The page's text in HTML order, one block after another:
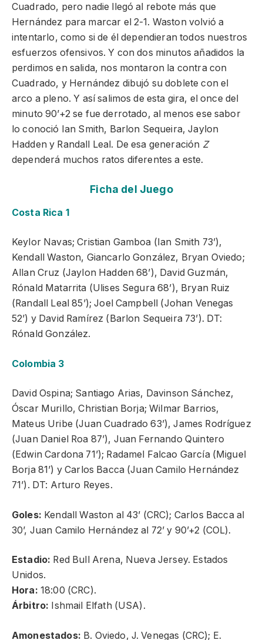
Cuadrado, pero nadie llegó al rebote más que
Hernández para marcar el 2-1. Waston volvió a
intentarlo, como si de él dependieran todos nuestros
esfuerzos ofensivos. Y con dos minutos añadidos la
perdimos en salida, nos montaron la contra con
Cuadrado, y Hernández dibujó su doblete con el
arco a pleno. Y así salimos de esta gira, el once del
minuto 90’+2 se fue derrotado, al menos ese sabor
lo conoció Ian Smith, Barlon Sequeira, Jaylon
Hadden y Randall Leal. De esa generación Z
dependerá muchos ratos diferentes a este.
Ficha del Juego
Costa Rica 1
Keylor Navas; Cristian Gamboa (Ian Smith 73’),
Kendall Waston, Giancarlo González, Bryan Oviedo;
Allan Cruz (Jaylon Hadden 68’), David Guzmán,
Rónald Matarrita (Ulises Segura 68’), Bryan Ruiz
(Randall Leal 85’); Joel Campbell (Johan Venegas
52’) y David Ramírez (Barlon Sequeira 73’). DT:
Rónald González.
Colombia 3
David Ospina; Santiago Arias, Davinson Sánchez,
Óscar Murillo, Christian Borja; Wilmar Barrios,
Mateus Uribe (Juan Cuadrado 63’), James Rodríguez
(Juan Daniel Roa 87’), Juan Fernando Quintero
(Edwin Cardona 71’); Radamel Falcao García (Miguel
Borja 81’) y Carlos Bacca (Juan Camilo Hernández
71’). DT: Arturo Reyes.
Goles: Kendall Waston al 43’ (CRC); Carlos Bacca al
30’, Juan Camilo Hernández al 72’ y 90’+2 (COL).
Estadio: Red Bull Arena, Nueva Jersey. Estados
Unidos.
Hora: 18:00 (CRC).
Árbitro: Ishmail Elfath (USA).
Amonestados: B. Oviedo, J. Venegas (CRC); E.